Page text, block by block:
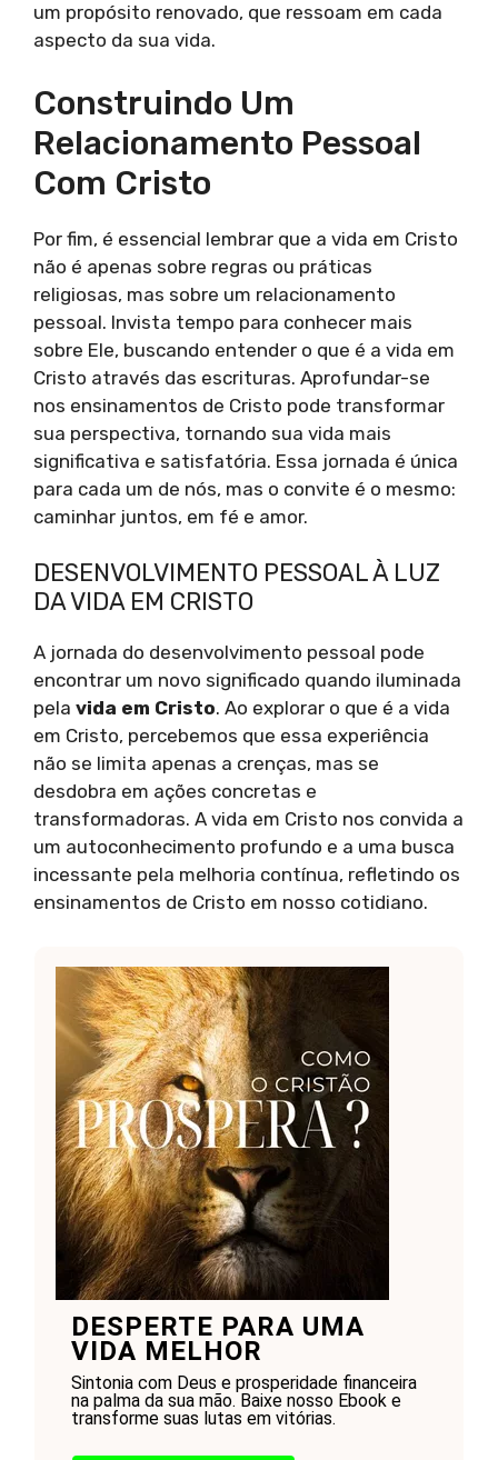
um propósito renovado, que ressoam em cada
aspecto da sua vida.
Construindo Um
Relacionamento Pessoal
Com Cristo
Por fim, é essencial lembrar que a vida em Cristo
não é apenas sobre regras ou práticas
religiosas, mas sobre um relacionamento
pessoal. Invista tempo para conhecer mais
sobre Ele, buscando entender o que é a vida em
Cristo através das escrituras. Aprofundar-se
nos ensinamentos de Cristo pode transformar
sua perspectiva, tornando sua vida mais
significativa e satisfatória. Essa jornada é única
para cada um de nós, mas o convite é o mesmo:
caminhar juntos, em fé e amor.
DESENVOLVIMENTO PESSOAL À LUZ
DA VIDA EM CRISTO
A jornada do desenvolvimento pessoal pode
encontrar um novo significado quando iluminada
pela vida em Cristo. Ao explorar o que é a vida
em Cristo, percebemos que essa experiência
não se limita apenas a crenças, mas se
desdobra em ações concretas e
transformadoras. A vida em Cristo nos convida a
um autoconhecimento profundo e a uma busca
incessante pela melhoria contínua, refletindo os
ensinamentos de Cristo em nosso cotidiano.
DESPERTE PARA UMA
VIDA MELHOR
Sintonia com Deus e prosperidade financeira
na palma da sua mão. Baixe nosso Ebook e
transforme suas lutas em vitórias.